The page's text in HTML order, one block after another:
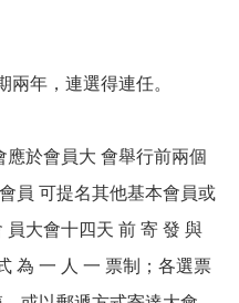
年，連選得連任。
於會員大 會舉行前兩個
員 可提名其他基本會員或
員大會十四天 前 寄 發 與
為 一 人 一 票制；各選票